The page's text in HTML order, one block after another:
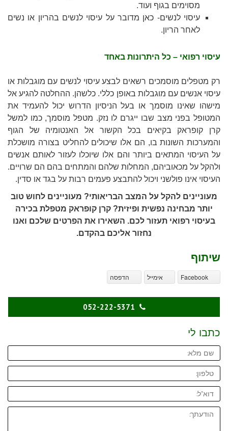
מסוימים בגוף ועוד.
עיסוי לנשים- כאן מדובר על עיסוי לנשים בהריון או נשים
לאחר הריון.
עיסוי רפואי – כל היתרונות באחד
רק מטפלים מוסמכים רשאים לבצע עיסוי לנשים עם מוגבלות או
עיסוי אנשים עם מוגבלות באופן כללי. כלשהן. ההחלטה להגיע אל
מישהו שאינו מוסמך או בעל הניסיון הדרוש יכול להעמיד את
המטופל בפני מצב שבו ייגרם לו נזק. מטפל מוסמך, כמו למשל
קרן קופראק בקיאים בכל הקשור אל האנטומיה של הגוף
והמערכות השונות בו, הם אלו שיכולים להחליט בצורה מושכלת
על העיסוי המתאים ביותר והם אלו שיוכלו לעזור לאותם אנשים
ולהקל על מכאוביהם, המחלות שלהם והמתחים בהם הם שרויים.
העיסוי אינו פולשני ויכול להתבצע פעמים רבות על בגד או סדין.
מעוניינים להקל על המצב הבריאותי? מעוניינים לחוש טוב
יותר מבחינה נפשית ופיזית? קרן קופראק מטפלת בכירה
בעיסוי רפואי תעזור לכם. השאירו את הפרטים שלכם ואנו
נחזור אליכם בהקדם.
שיתוף
Facebook אימייל הדפסה
052-222-5371
כתבו לי